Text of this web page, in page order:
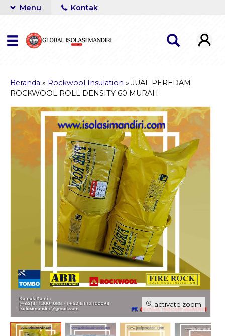
Menu Kontak
Beranda » Rockwool Insulation » JUAL PEREDAM
ROCKWOOL ROLL DENSITY 60 MURAH
activate zoom